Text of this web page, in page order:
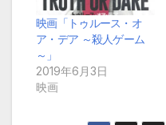
映画「トゥルース・オ
ア・デア ～殺人ゲーム
～」
2019年6月3日
映画